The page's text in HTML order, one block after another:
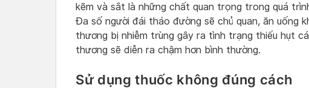
kẽm và sắt là những chất quan trọng trong quá
Đa số người đái tháo đường sẽ chủ quan, ăn uống
thương bị nhiễm trùng gây ra tình trạng thiếu hụt
thương sẽ diễn ra chậm hơn bình thường.
Sử dụng thuốc không đúng cách